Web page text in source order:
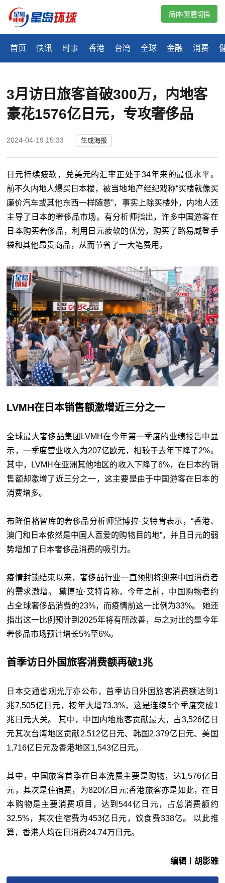
首页 快讯 时事 香港 台湾 全球 金融 消费
简体/繁體切換
3月访日旅客首破300万，内地客
豪花1576亿日元，专攻奢侈品
2024-04-19 15:33 生成海报
日元持续疲软，兑美元的汇率正处于34年来的最低水平。
前不久内地人爆买日本楼，被当地地产经纪戏称“买楼就像买
廉价汽车或其他东西一样随意”，事实上除买楼外，内地人还
主导了日本的奢侈品市场。有分析师指出，许多中国游客在
日本购买奢侈品，利用日元疲软的优势，购买了路易威登手
袋和其他昂贵商品，从而节省了一大笔费用。
LVMH在日本销售额激增近三分之一
全球最大奢侈品集团LVMH在今年第一季度的业绩报告中显
示，一季度营业收入为207亿欧元，相较于去年下降了2%。
其中，LVMH在亚洲其他地区的收入下降了6%，在日本的销
售额却激增了近三分之一，这主要是由于中国游客在日本的
消费增多。
布隆伯格智库的奢侈品分析师黛博拉·艾特肯表示，“香港、
澳门和日本依然是中国人喜爱的购物目的地”，并且日元的弱
势增加了日本奢侈品消费的吸引力。
疫情封锁结束以来，奢侈品行业一直预期将迎来中国消费者
的需求激增。 黛博拉·艾特肯称，今年之前，中国购物者约
占全球奢侈品消费的23%，而疫情前这一比例为33%。 她还
指出这一比例预计到2025年将有所改善，与之对比的是今年
奢侈品市场预计增长5%至6%。
首季访日外国旅客消费额再破1兆
日本交通省观光厅亦公布，首季访日外国旅客消费额达到1
兆7,505亿日元，按年大增73.3%，这是连续5个季度突破1
兆日元大关。 其中，中国内地旅客贡献最大，占3,526亿日
元其次台湾地区贡献2,512亿日元、韩国2,379亿日元、美国
1,716亿日元及香港地区1,543亿日元。
其中，中国旅客首季在日本洗费主要是购物，达1,576亿日
元，其次是住宿费，为820亿日元;香港旅客亦是如此，在日
本购物是主要消费项目，达到544亿日元，占总消费额约
32.5%，其次住宿费为453亿日元，饮食费338亿。 以此推
算，香港人均在日消费24.74万日元。
编辑︱胡影雅